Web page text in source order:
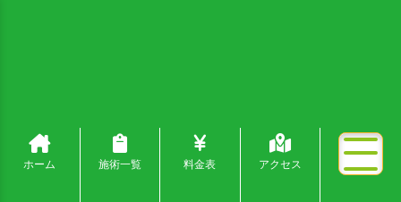
ホーム 施術一覧 料金表 アクセス